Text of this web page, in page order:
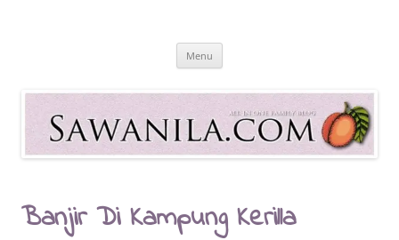
Sawanila.com
All In One Family Blog
Menu
Banjir Di Kampung Kerilla